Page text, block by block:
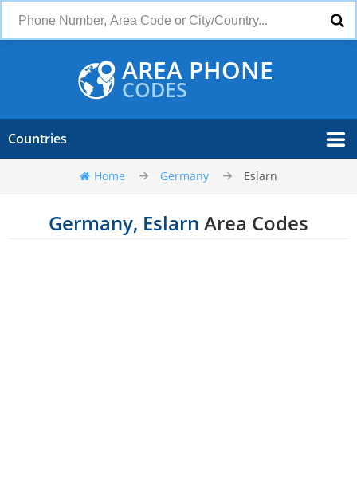
AREA PHONE
CODES
Countries
Home Germany Eslarn
Germany, Eslarn Area Codes